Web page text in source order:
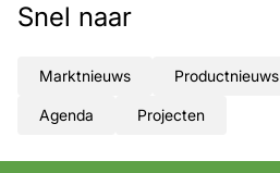
Snel naar
Marktnieuws Productnieuws
Agenda Projecten